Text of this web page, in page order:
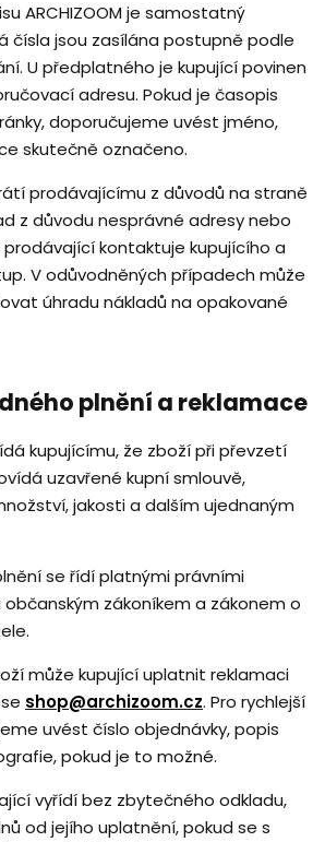
ARCHIZOOM je samostatný
čísla jsou zasílána postupně podle
U předplatného je kupující povinen
adresu. Pokud je časopis
doporučujeme uvést jméno,
skutečně označeno.
prodávajícímu z důvodů na straně
z důvodu nesprávné adresy nebo
kontaktuje kupujícího a
V odůvodněných případech může
úhradu nákladů na opakované
plnění a reklamace
kupujícímu, že zboží při převzetí
uzavřené kupní smlouvě,
jakosti a dalším ujednaným
se řídí platnými právními
zákoníkem a zákonem o
může kupující uplatnit reklamaci
shop@archizoom.cz. Pro rychlejší
uvést číslo objednávky, popis
pokud je to možné.
vyřídí bez zbytečného odkladu,
od jejího uplatnění, pokud se s